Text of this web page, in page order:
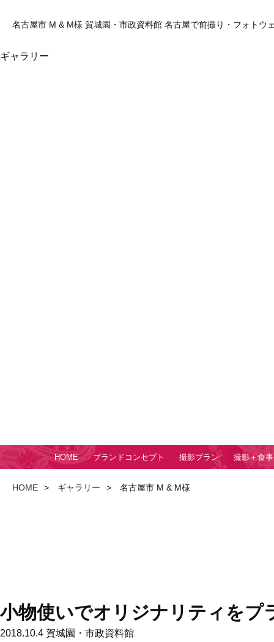
名古屋市 M & M様 賀城園・市政資料館 名古屋で前撮り・フォトウ
ギャラリー
HOME ブランドコンセプト 撮影プラン 撮影＋食
HOME ギャラリー 名古屋市 M & M様
小物使いでオリジナリティをプ
2018.10.4 賀城園・市政資料館